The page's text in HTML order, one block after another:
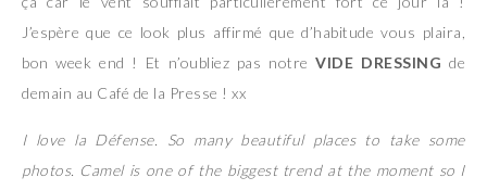
J’espère que ce look plus affirmé que d’habitude vous plaira,
bon week end ! Et n’oubliez pas notre VIDE DRESSING de
demain au Café de la Presse ! xx
I love la Défense. So many beautiful places to take some
photos. Camel is one of the biggest trend at the moment so I